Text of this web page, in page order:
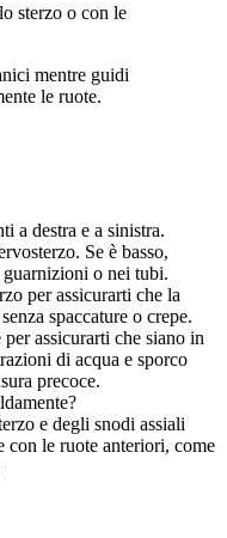
sterzo o con le
mentre guidi
le ruote.
a destra e a sinistra.
Se è basso,
guarnizioni o nei tubi.
per assicurarti che la
spaccature o crepe.
assicurarti che siano in
di acqua e sporco
precoce.
e degli snodi assiali
con le ruote anteriori, come